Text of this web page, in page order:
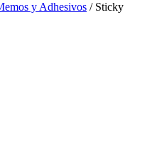
y Adhesivos / Sticky